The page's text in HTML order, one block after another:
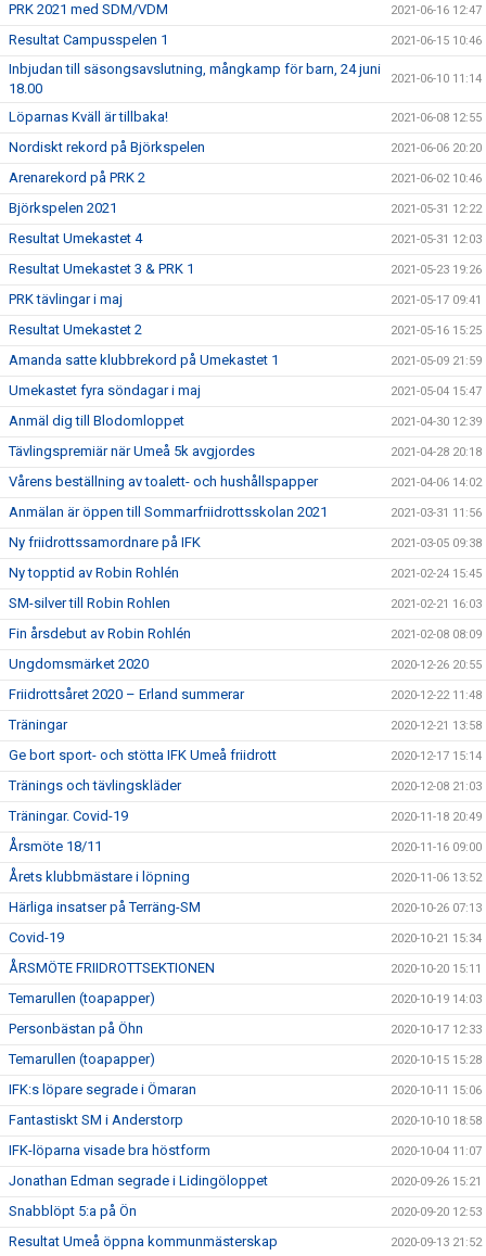
PRK 2021 med SDM/VDM 2021-06-16 12:47
Resultat Campusspelen 1 2021-06-15 10:46
Inbjudan till säsongsavslutning, mångkamp för barn, 24 juni
18.00
2021-06-10 11:14
Löparnas Kväll är tillbaka! 2021-06-08 12:55
Nordiskt rekord på Björkspelen 2021-06-06 20:20
Arenarekord på PRK 2 2021-06-02 10:46
Björkspelen 2021 2021-05-31 12:22
Resultat Umekastet 4 2021-05-31 12:03
Resultat Umekastet 3 & PRK 1 2021-05-23 19:26
PRK tävlingar i maj 2021-05-17 09:41
Resultat Umekastet 2 2021-05-16 15:25
Amanda satte klubbrekord på Umekastet 1 2021-05-09 21:59
Umekastet fyra söndagar i maj 2021-05-04 15:47
Anmäl dig till Blodomloppet 2021-04-30 12:39
Tävlingspremiär när Umeå 5k avgjordes 2021-04-28 20:18
Vårens beställning av toalett- och hushållspapper 2021-04-06 14:02
Anmälan är öppen till Sommarfriidrottsskolan 2021 2021-03-31 11:56
Ny friidrottssamordnare på IFK 2021-03-05 09:38
Ny topptid av Robin Rohlén 2021-02-24 15:45
SM-silver till Robin Rohlen 2021-02-21 16:03
Fin årsdebut av Robin Rohlén 2021-02-08 08:09
Ungdomsmärket 2020 2020-12-26 20:55
Friidrottsåret 2020 – Erland summerar 2020-12-22 11:48
Träningar 2020-12-21 13:58
Ge bort sport- och stötta IFK Umeå friidrott 2020-12-17 15:14
Tränings och tävlingskläder 2020-12-08 21:03
Träningar. Covid-19 2020-11-18 20:49
Årsmöte 18/11 2020-11-16 09:00
Årets klubbmästare i löpning 2020-11-06 13:52
Härliga insatser på Terräng-SM 2020-10-26 07:13
Covid-19 2020-10-21 15:34
ÅRSMÖTE FRIIDROTTSEKTIONEN 2020-10-20 15:11
Temarullen (toapapper) 2020-10-19 14:03
Personbästan på Öhn 2020-10-17 12:33
Temarullen (toapapper) 2020-10-15 15:28
IFK:s löpare segrade i Ömaran 2020-10-11 15:06
Fantastiskt SM i Anderstorp 2020-10-10 18:58
IFK-löparna visade bra höstform 2020-10-04 11:07
Jonathan Edman segrade i Lidingöloppet 2020-09-26 15:21
Snabblöpt 5:a på Ön 2020-09-20 12:53
Resultat Umeå öppna kommunmästerskap 2020-09-13 21:52